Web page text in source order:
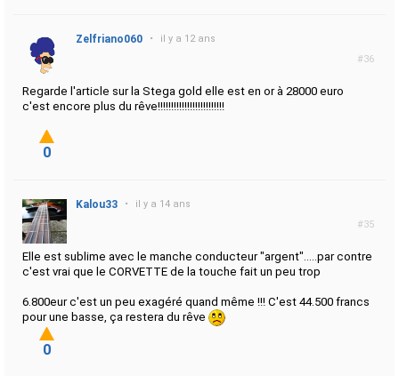
#36
Zelfriano060 • il y a 12 ans
Regarde l'article sur la Stega gold elle est en or à 28000 euro
c'est encore plus du rêve!!!!!!!!!!!!!!!!!!!!!!!!!
0
#35
Kalou33 • il y a 14 ans
Elle est sublime avec le manche conducteur "argent".....par contre
c'est vrai que le CORVETTE de la touche fait un peu trop
6.800eur c'est un peu exagéré quand même !!! C'est 44.500 francs
pour une basse, ça restera du rêve
0